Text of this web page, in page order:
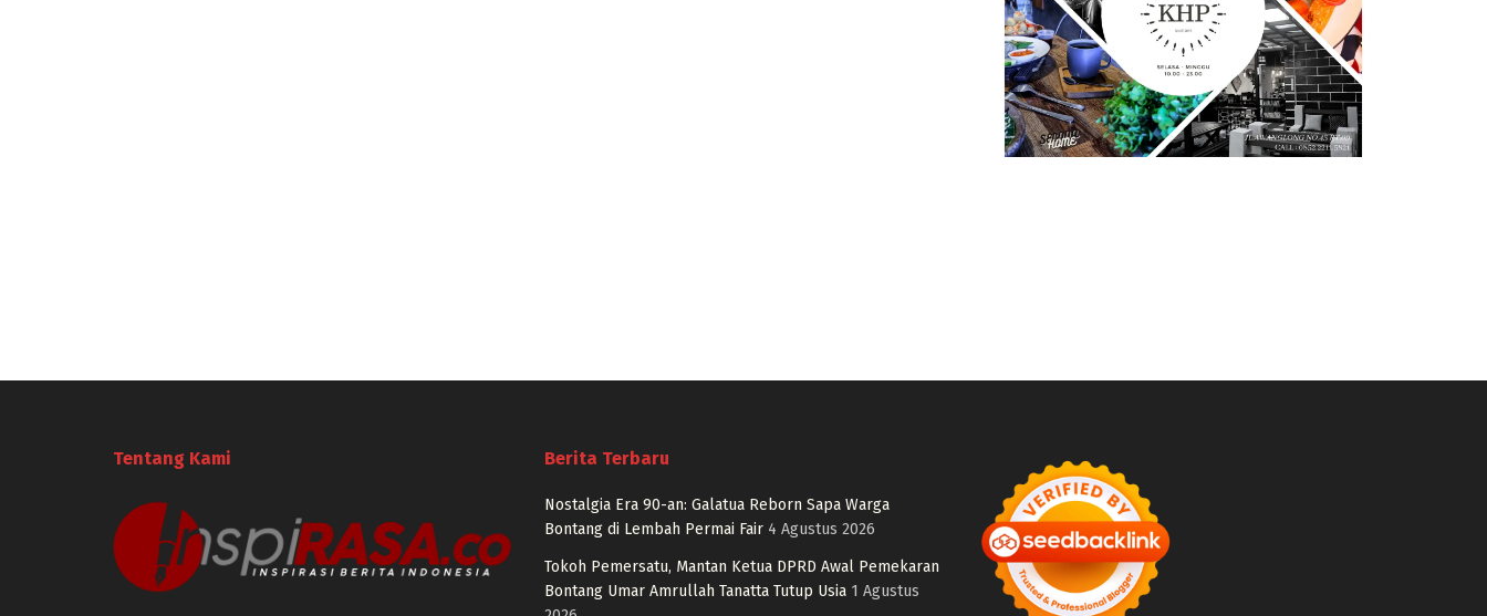
Tentang Kami Berita Terbaru
Nostalgia Era 90-an: Galatua Reborn Sapa Warga
Bontang di Lembah Permai Fair 4 Agustus 2026
Tokoh Pemersatu, Mantan Ketua DPRD Awal Pemekaran
Bontang Umar Amrullah Tanatta Tutup Usia 1 Agustus